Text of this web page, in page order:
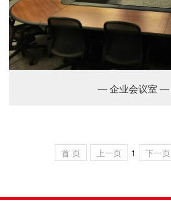
— 企业会议室 —
首 页 上一页 1 下一页